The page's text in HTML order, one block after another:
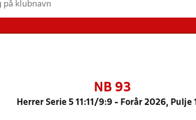
NB 93
Herrer Serie 5 11:11/9:9 - Forår 2026, Pulje